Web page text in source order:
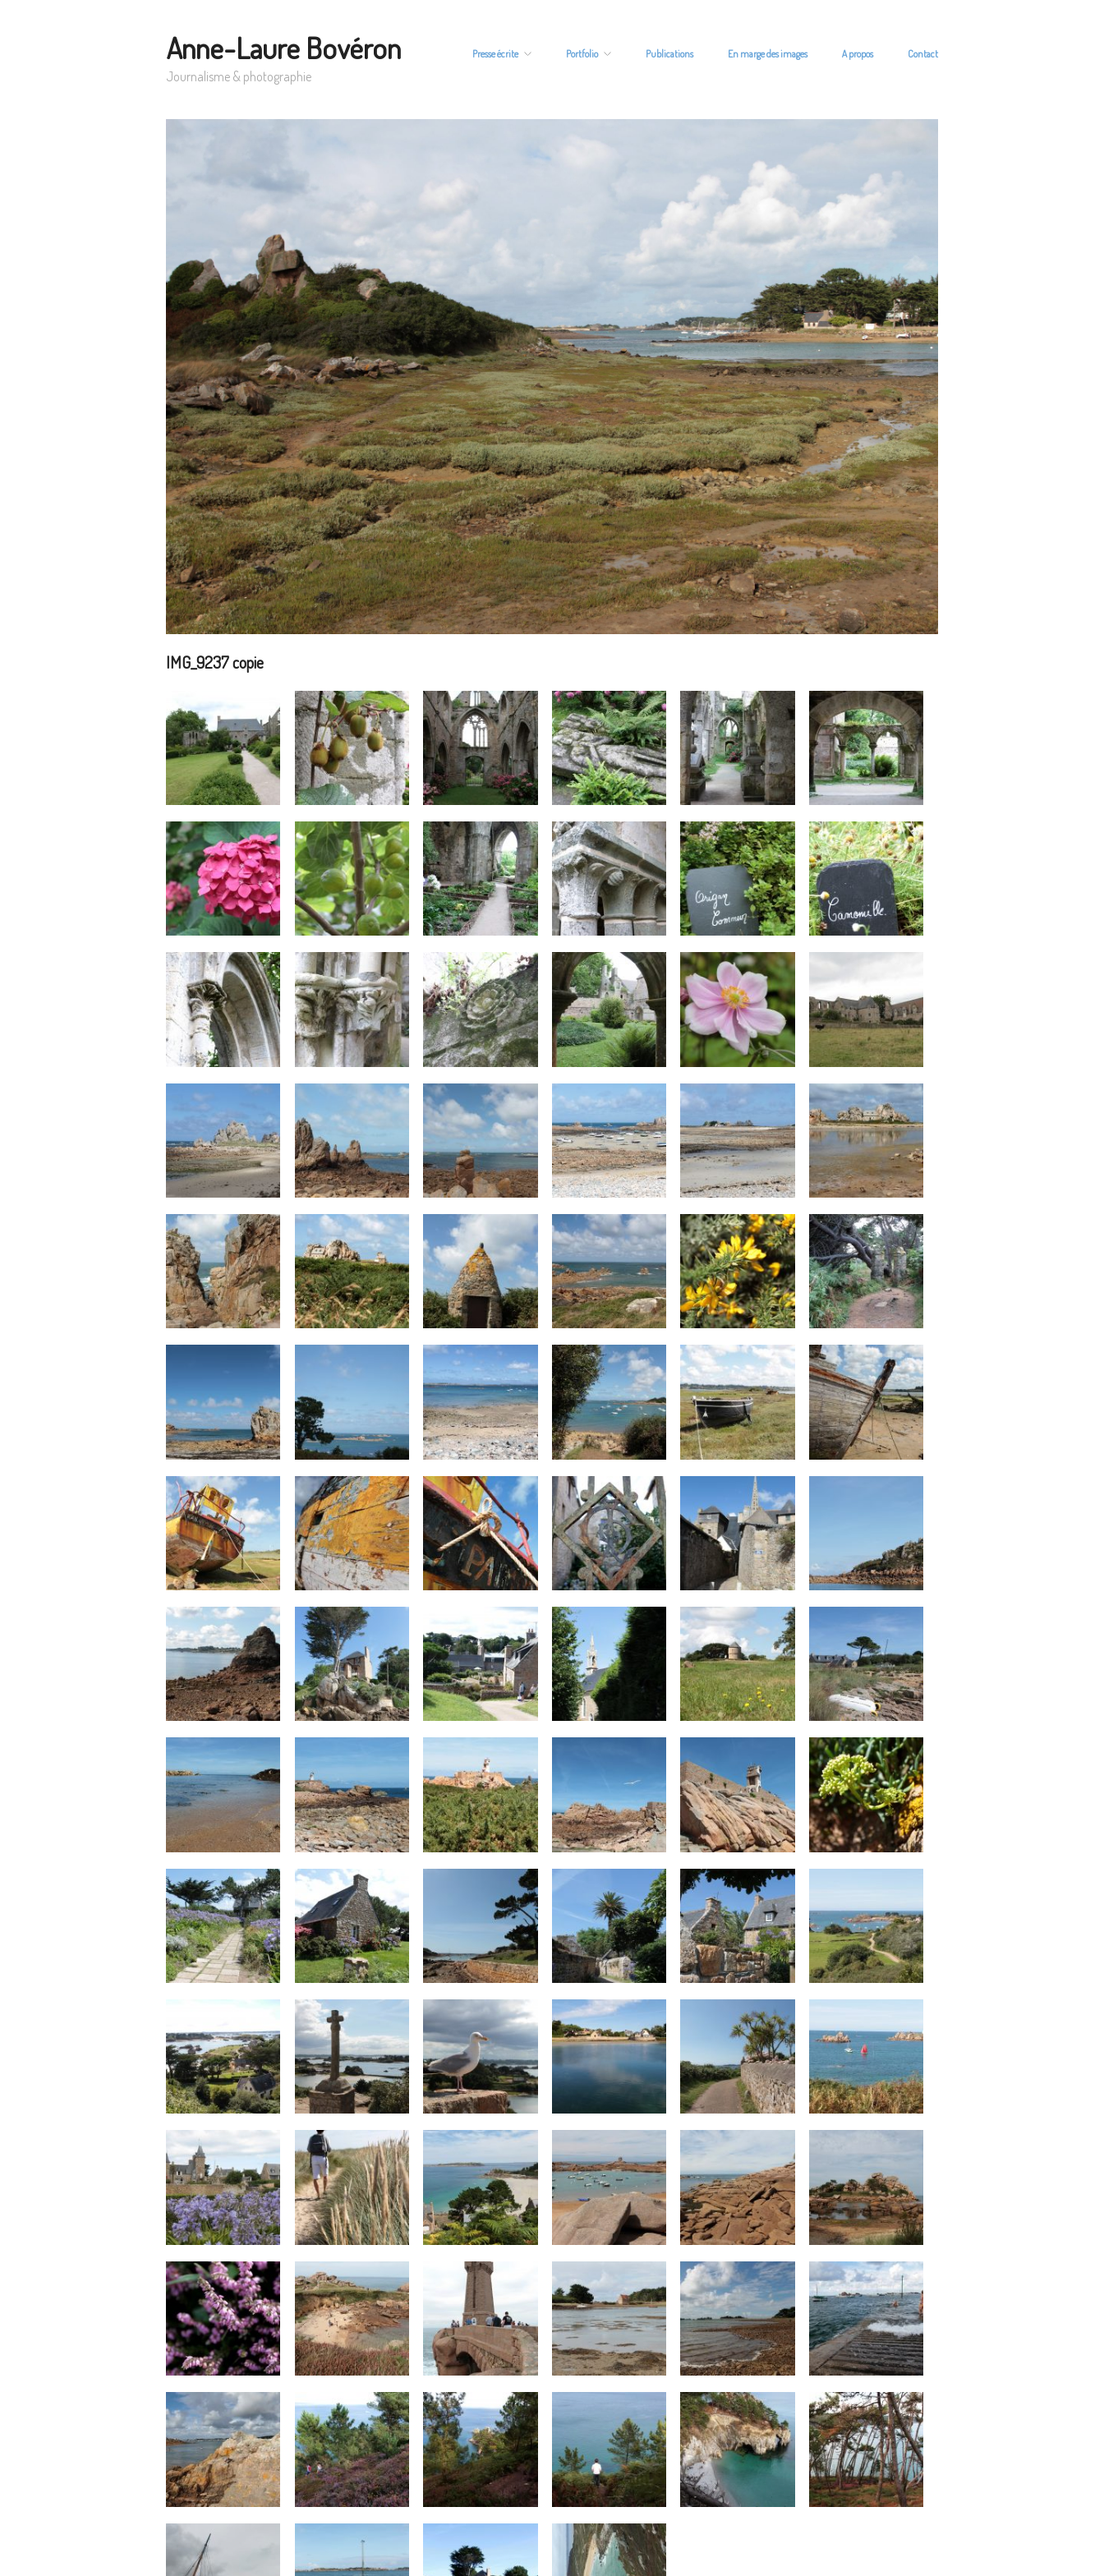
Anne-Laure Bovéron
Journalisme & photographie
Presse écrite Portfolio Publications En marge des images A propos Contact
IMG_9237 copie